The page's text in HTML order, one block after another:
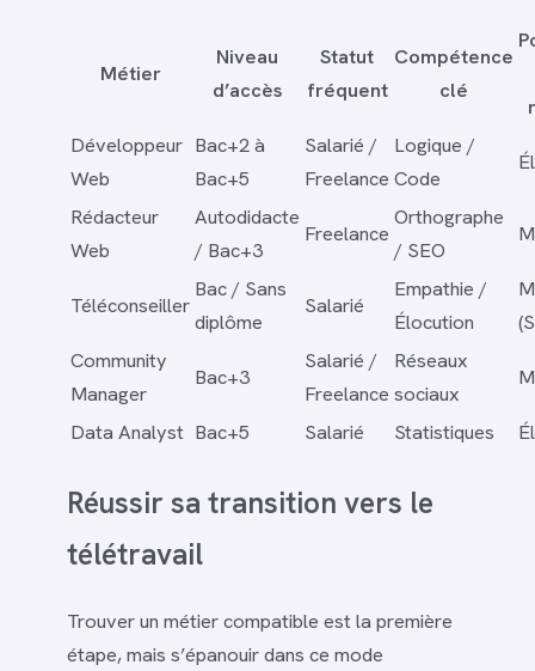
Métier
Niveau
d’accès
Statut
fréquent
Compétence
clé
Développeur
Web
Bac+2 à
Bac+5
Salarié /
Freelance
Logique /
Code
Rédacteur
Web
Autodidacte
/ Bac+3
Freelance
Orthographe
/ SEO
Téléconseiller
Bac / Sans
diplôme
Salarié
Empathie /
Élocution
Community
Manager
Bac+3
Salarié /
Freelance
Réseaux
sociaux
Data Analyst Bac+5 Salarié Statistiques
Réussir sa transition vers le
télétravail
Trouver un métier compatible est la première
étape, mais s’épanouir dans ce mode